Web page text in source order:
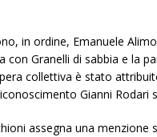
in ordine, Emanuele
con Granelli di sabbia e la
collettiva è stato
Gianni Rodari
assegna una menzione